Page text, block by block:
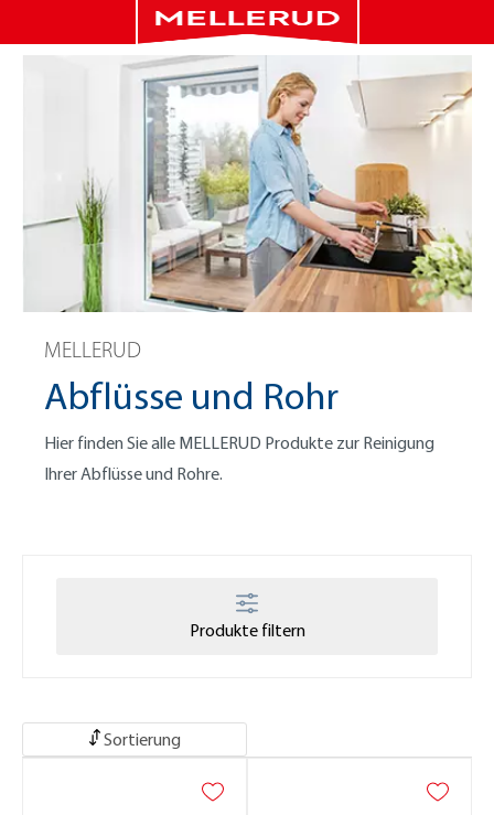
MELLERUD
Abflüsse und Rohr
Hier finden Sie alle MELLERUD Produkte zur Reinigung
Ihrer Abflüsse und Rohre.
Produkte filtern
Sortierung